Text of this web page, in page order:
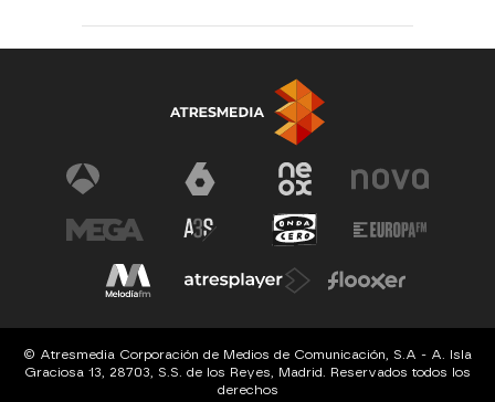
© Atresmedia Corporación de Medios de Comunicación, S.A - A. Isla
Graciosa 13, 28703, S.S. de los Reyes, Madrid. Reservados todos los
derechos